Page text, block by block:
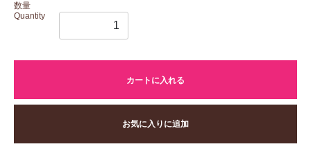
数量
Quantity
カートに入れる
お気に入りに追加